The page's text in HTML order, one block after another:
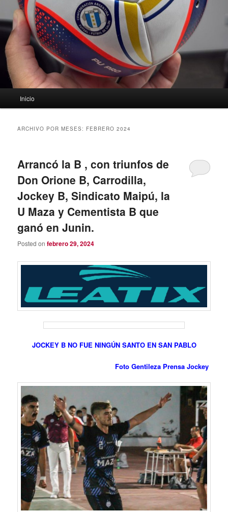
Inicio
ARCHIVO POR MESES: FEBRERO 2024
Arrancó la B , con triunfos de
Don Orione B, Carrodilla,
Jockey B, Sindicato Maipú, la
U Maza y Cementista B que
ganó en Junin.
Posted onfebrero 29, 2024
JOCKEY B NO FUE NINGÚN SANTO EN SAN PABLO
Foto Gentileza Prensa Jockey